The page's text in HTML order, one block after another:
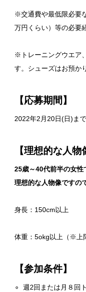
※交通費や最低限必要
万円くらい）等の必要
※トレーニングウエア
す。シューズはお預か
【応募期間】
2022年2月20日(日)まで
【理想的な人物
25歳～40代前半の女
理想的な人物像ですの
身長：150cm以上
体重：5okg以上（※上
【参加条件】
週2回または月８回